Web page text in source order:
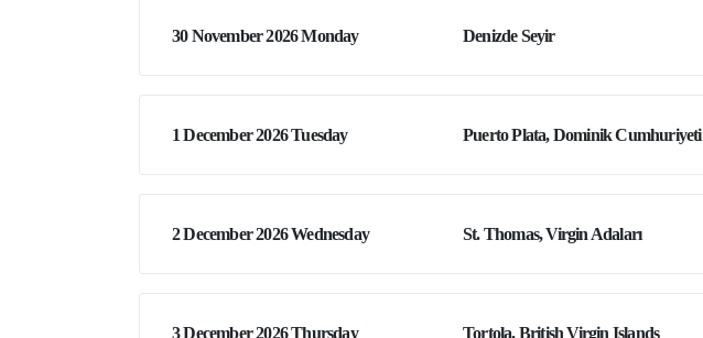
30 November 2026 Monday Denizde Seyir
1 December 2026 Tuesday Puerto Plata, Dominik Cumhuriyeti
2 December 2026 Wednesday St. Thomas, Virgin Adaları
3 December 2026 Thursday Tortola, British Virgin Islands